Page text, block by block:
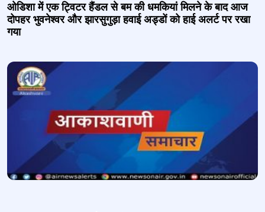
ओडिशा में एक ट्विटर हैंडल से बम की धमकियां मिलने के बाद आज
दोपहर भुवनेश्वर और झारसुगुड़ा हवाई अड्डों को हाई अलर्ट पर रखा
गया